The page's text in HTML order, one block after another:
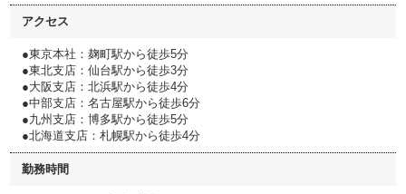
アクセス
●東京本社：麹町駅から徒歩5分
●東北支店：仙台駅から徒歩3分
●大阪支店：北浜駅から徒歩4分
●中部支店：名古屋駅から徒歩6分
●九州支店：博多駅から徒歩5分
●北海道支店：札幌駅から徒歩4分
勤務時間